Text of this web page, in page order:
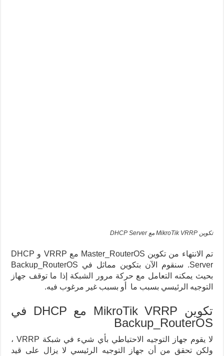
تكوين MikroTik VRRP مع DHCP Server
تم الانتهاء من تكوين Master_RouterOS مع VRRP و DHCP
Server. سنقوم الآن بتكوين مماثل في Backup_RouterOS
بحيث يمكنه التعامل مع حركة مرور الشبكة إذا ما توقف جهاز
التوجيه الرئيسي بسبب ما أو بسبب غير مرغوب فيه.
تكوين MikroTik VRRP مع DHCP في
Backup_RouterOS
لا يقوم جهاز التوجيه الاحتياطي بأي شيء في شبكة VRRP ،
ولكن تحقق من أن جهاز التوجيه الرئيسي لا يزال على قيد